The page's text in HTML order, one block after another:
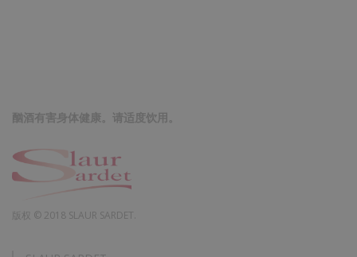
酗酒有害身体健康。请适度饮用。
版权 © 2018 SLAUR SARDET.